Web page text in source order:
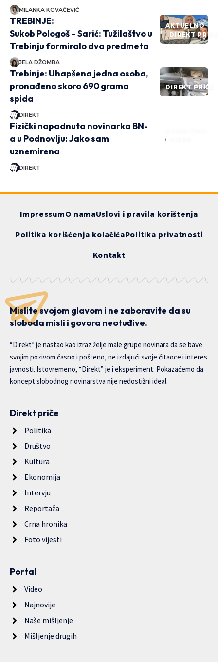
MILANKA KOVAČEVIĆ
AKTUELNO
DIREKT PRIČE
TREBINJE:
Sukob Pologoš – Sarić: Tužilaštvo u
Trebinju formiralo dva predmeta
JELA DŽOMBA
DIREKT PRIČE
Trebinje: Uhapšena jedna osoba,
pronađeno skoro 690 grama
spida
DIREKT
Fizički napadnuta novinarka BN-
a u Podnovlju: Jako sam
uznemirena
DIREKT
ImpressumO namaUslovi i pravila korištenja
Politika korišćenja kolačićaPolitika privatnosti
Kontakt
Mislite svojom glavom i ne zaboravite da su
sloboda misli i govora neotuđive.
“Direkt” je nastao kao izraz želje male grupe novinara da se bave
svojim pozivom časno i pošteno, ne izdajući svoje čitaoce i interes
javnosti. Istovremeno, “Direkt” je i eksperiment. Pokazaćemo da
koncept slobodnog novinarstva nije nedostižni ideal.
Direkt priče
Politika
Društvo
Kultura
Ekonomija
Intervju
Reportaža
Crna hronika
Foto vijesti
Portal
Video
Najnovije
Naše mišljenje
Mišljenje drugih